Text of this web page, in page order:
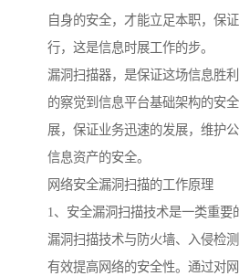
自身的安全，才能立足本职，保
行，这是信息时展工作的步。
漏洞扫描器，是保证这场信息胜
的察觉到信息平台基础架构的安
展，保证业务迅速的发展，维护
信息资产的安全。
网络安全漏洞扫描的工作原理
1、安全漏洞扫描技术是一类重要
漏洞扫描技术与防火墙、入侵检
有效提高网络的安全性。通过对